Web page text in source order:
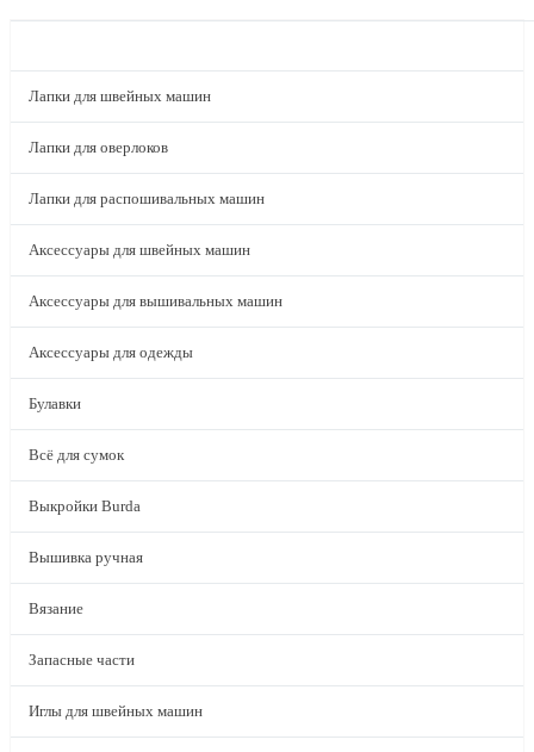
Лапки для швейных машин
Лапки для оверлоков
Лапки для распошивальных машин
Аксессуары для швейных машин
Аксессуары для вышивальных машин
Аксессуары для одежды
Булавки
Всё для сумок
Выкройки Burda
Вышивка ручная
Вязание
Запасные части
Иглы для швейных машин